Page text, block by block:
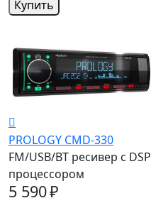
Купить
PROLOGY CMD-330
FM/USB/BT ресивер с DSP
процессором
5 590 ₽